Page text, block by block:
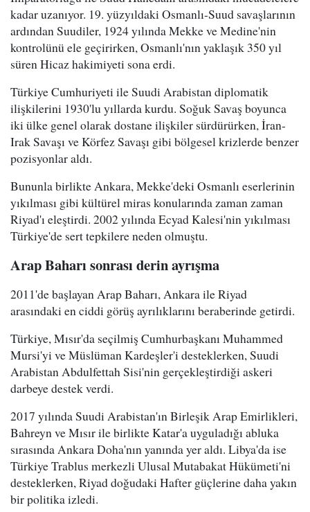
kadar uzanıyor. 19. yüzyıldaki Osmanlı-Suud savaşlarının
ardından Suudiler, 1924 yılında Mekke ve Medine'nin
kontrolünü ele geçirirken, Osmanlı'nın yaklaşık 350 yıl
süren Hicaz hakimiyeti sona erdi.
Türkiye Cumhuriyeti ile Suudi Arabistan diplomatik
ilişkilerini 1930'lu yıllarda kurdu. Soğuk Savaş boyunca
iki ülke genel olarak dostane ilişkiler sürdürürken, İran-
Irak Savaşı ve Körfez Savaşı gibi bölgesel krizlerde benzer
pozisyonlar aldı.
Bununla birlikte Ankara, Mekke'deki Osmanlı eserlerinin
yıkılması gibi kültürel miras konularında zaman zaman
Riyad'ı eleştirdi. 2002 yılında Ecyad Kalesi'nin yıkılması
Türkiye'de sert tepkilere neden olmuştu.
Arap Baharı sonrası derin ayrışma
2011'de başlayan Arap Baharı, Ankara ile Riyad
arasındaki en ciddi görüş ayrılıklarını beraberinde getirdi.
Türkiye, Mısır'da seçilmiş Cumhurbaşkanı Muhammed
Mursi'yi ve Müslüman Kardeşler'i desteklerken, Suudi
Arabistan Abdulfettah Sisi'nin gerçekleştirdiği askeri
darbeye destek verdi.
2017 yılında Suudi Arabistan'ın Birleşik Arap Emirlikleri,
Bahreyn ve Mısır ile birlikte Katar'a uyguladığı abluka
sırasında Ankara Doha'nın yanında yer aldı. Libya'da ise
Türkiye Trablus merkezli Ulusal Mutabakat Hükümeti'ni
desteklerken, Riyad doğudaki Hafter güçlerine daha yakın
bir politika izledi.